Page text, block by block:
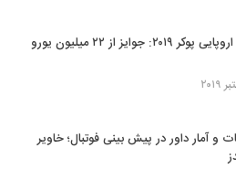
سری جهانی اروپایی پوکر ۲۰۱۹: جوایز از ۲۲ میلیون یورو
و آمار داور در پیش بینی فوتبال؛ خاویر